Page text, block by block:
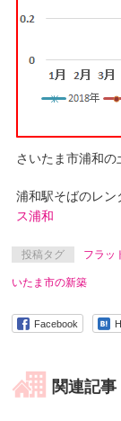
さいたま市浦和
浦和駅そばのレ
ス浦和
投稿タグ フラッ
いたま市の新築
Facebook
関連記事